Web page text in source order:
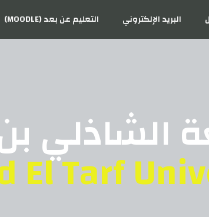
البريد الإلكتروني التعليم عن بعد (MOODLE)
الشاذلي
El Tarf